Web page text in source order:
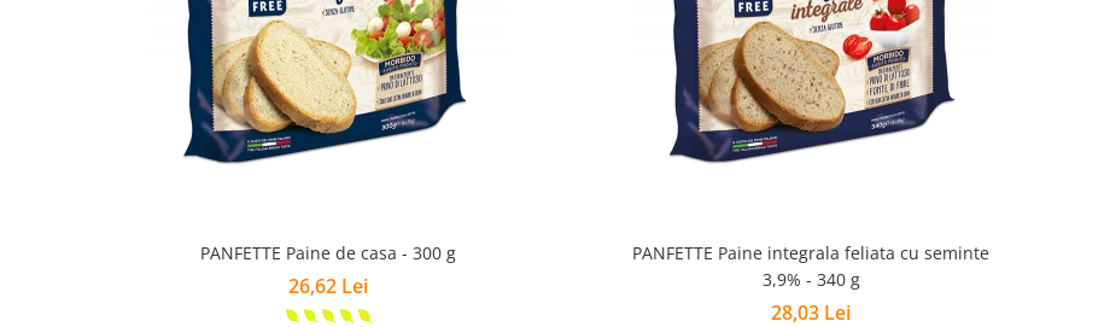
PANFETTE Paine de casa - 300 g
26,62 Lei
PANFETTE Paine integrala feliata cu seminte
3,9% - 340 g
28,03 Lei